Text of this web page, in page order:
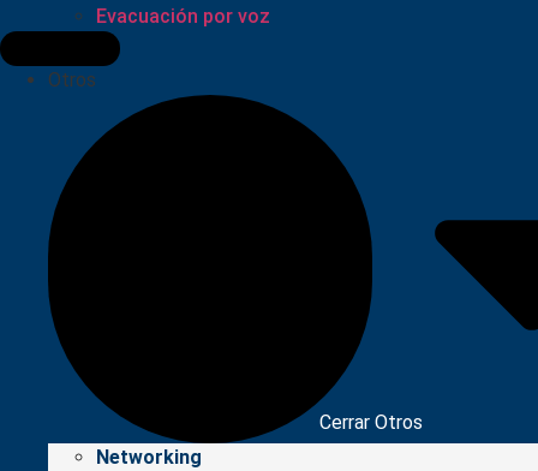
Evacuación por voz
Otros
Cerrar Otros
Networking